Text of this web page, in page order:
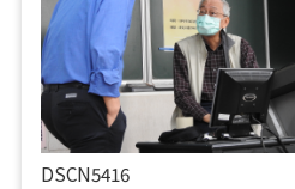
DSCN5416